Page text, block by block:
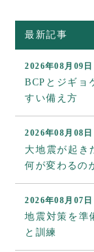
最新記事
2026年08月09日
BCPとジギョ
すい備え方
2026年08月08日
大地震が起き
何が変わるの
2026年08月07日
地震対策を準
と訓練